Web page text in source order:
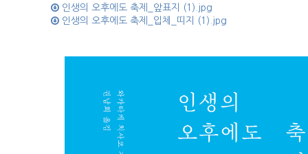
인생의 오후에도 축제_앞표지 (1).jpg
인생의 오후에도 축제_입체_띠지 (1).jpg